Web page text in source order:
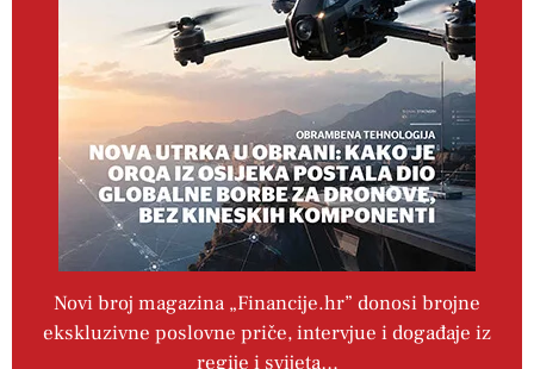
Novi broj magazina „Financije.hr” donosi brojne
ekskluzivne poslovne priče, intervjue i događaje iz
regije i svijeta…